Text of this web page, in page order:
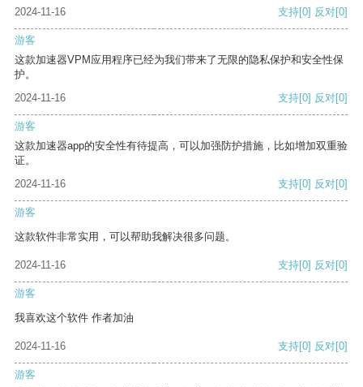
2024-11-16 支持[0] 反对[0]
游客
这款加速器VPM应用程序已经为我们带来了无限的隐私保护和安全性保
护。
2024-11-16
支持[0] 反对[0]
游客
这款加速器app的安全性有待提高，可以加强防护措施，比如增加双重验
证。
2024-11-16
支持[0] 反对[0]
游客
这款软件非常实用，可以帮助我解决很多问题。
2024-11-16 支持[0] 反对[0]
游客
我喜欢这个软件 作者加油
2024-11-16 支持[0] 反对[0]
游客